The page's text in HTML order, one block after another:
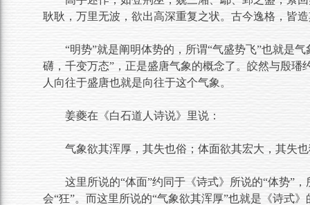
耿耿，万里无波，欲出高深重复之状。古今逸格，皆
“明势”就是阐明体势的，所谓“气盛势飞”也就是
礴，千变万态”，正是盛唐气象的概念了。皎然与殷
人向往于盛唐也就是向往于这个气象。
姜夔在《白石道人诗说》里说：
气象欲其浑厚，其失也俗；体面欲其宏大，其失
这里所说的“体面”约同于《诗式》所说的“体势”
会“狂”。而这里所说的“气象欲其浑厚”也就是《诗式